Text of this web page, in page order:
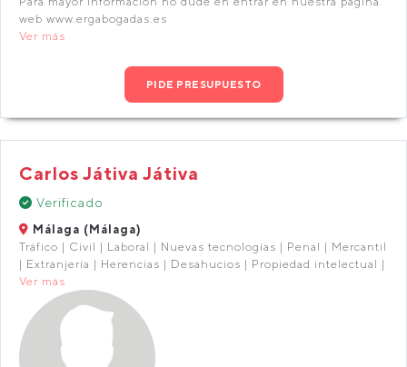
web www.ergabogadas.es
Ver más
PIDE PRESUPUESTO
Carlos Játiva Játiva
Verificado
Málaga (Málaga)
Tráfico | Civil | Laboral | Nuevas tecnologías | Penal | Mercantil
| Extranjería | Herencias | Desahucios | Propiedad intelectual |
Ver más